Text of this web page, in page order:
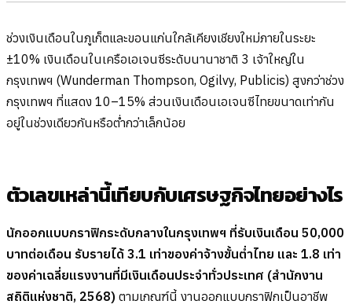
ช่วงเงินเดือนในภูเก็ตและขอนแก่นใกล้เคียงเชียงใหม่ภายในระยะ
±10% เงินเดือนในเครือเอเจนซีระดับนานาชาติ 3 เจ้าใหญ่ใน
กรุงเทพฯ (Wunderman Thompson, Ogilvy, Publicis) สูงกว่าช่วง
กรุงเทพฯ ที่แสดง 10–15% ส่วนเงินเดือนเอเจนซีไทยขนาดเท่ากัน
อยู่ในช่วงเดียวกันหรือต่ำกว่าเล็กน้อย
ตัวเลขเหล่านี้เทียบกับเศรษฐกิจไทยอย่างไร
นักออกแบบกราฟิกระดับกลางในกรุงเทพฯ ที่รับเงินเดือน 50,000
บาทต่อเดือน รับรายได้ 3.1 เท่าของค่าจ้างขั้นต่ำไทย และ 1.8 เท่า
ของค่าเฉลี่ยแรงงานที่มีเงินเดือนประจำทั่วประเทศ (สำนักงาน
สถิติแห่งชาติ, 2568) ตามเกณฑ์นี้ งานออกแบบกราฟิกเป็นอาชีพ